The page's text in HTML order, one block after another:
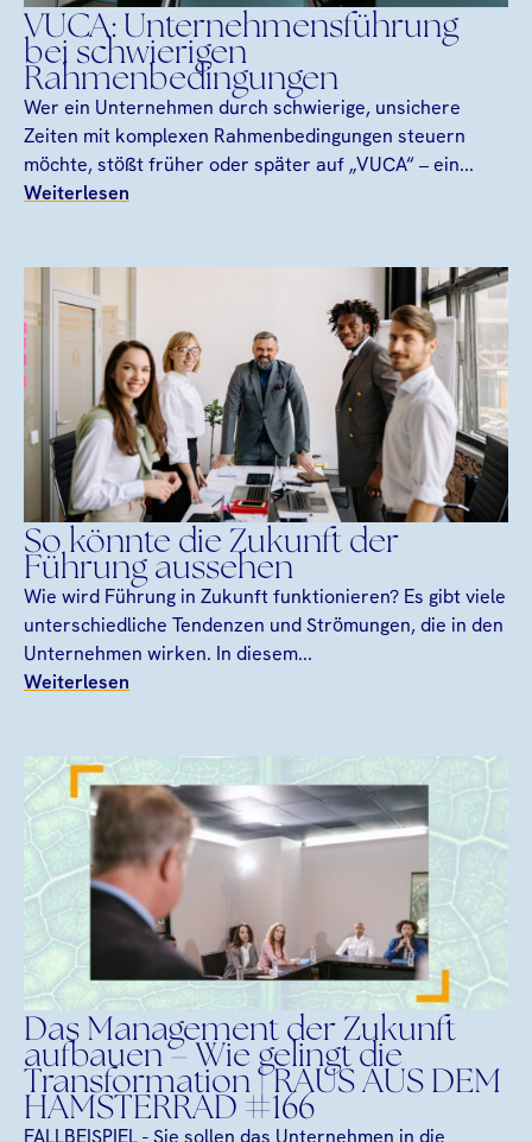
VUCA: Unternehmensführung
bei schwierigen
Rahmenbedingungen
Wer ein Unternehmen durch schwierige, unsichere
Zeiten mit komplexen Rahmenbedingungen steuern
möchte, stößt früher oder später auf „VUCA“ – ein...
Weiterlesen
So könnte die Zukunft der
Führung aussehen
Wie wird Führung in Zukunft funktionieren? Es gibt viele
unterschiedliche Tendenzen und Strömungen, die in den
Unternehmen wirken. In diesem...
Weiterlesen
Das Management der Zukunft
aufbauen – Wie gelingt die
Transformation | RAUS AUS DEM
HAMSTERRAD #166
FALLBEISPIEL - Sie sollen das Unternehmen in die